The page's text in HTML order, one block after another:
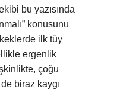
bu yazısında
konusunu
ilk tüy
ergenlik
çoğu
biraz kaygı